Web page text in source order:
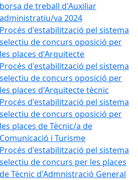
borsa de treball d'Auxiliar
administratiu/va 2024
Procés d'estabilització pel sistema
selectiu de concurs oposició per
les places d'Arquitecte
Procés d'estabilització pel sistema
selectiu de concurs oposició per
les places d'Arquitecte tècnic
Procés d'estabilització pel sistema
selectiu de concurs oposició per
les places de Tècnic/a de
Comunicació i Turisme
Procés d'estabilització pel sistema
selectiu de concurs per les places
de Tècnic d'Admnistració General